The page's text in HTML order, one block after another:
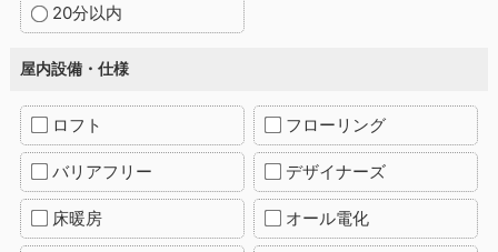
20分以内
屋内設備・仕様
ロフト フローリング
バリアフリー デザイナーズ
床暖房 オール電化